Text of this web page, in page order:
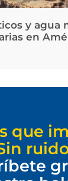
y agua
en
que